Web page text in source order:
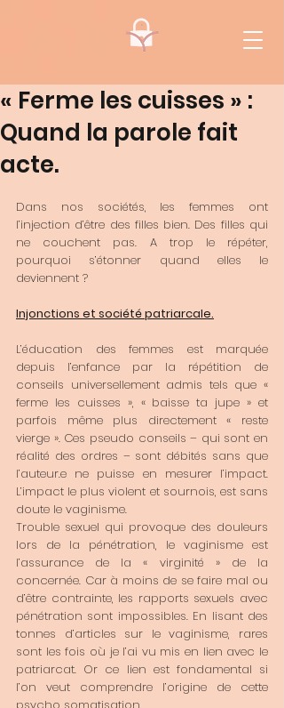
« Ferme les cuisses » :
Quand la parole fait
acte.
Dans nos sociétés, les femmes ont
l’injection d’être des filles bien. Des filles qui
ne couchent pas. A trop le répéter,
pourquoi s’étonner quand elles le
deviennent ?
Injonctions et société patriarcale.
L’éducation des femmes est marquée
depuis l’enfance par la répétition de
conseils universellement admis tels que «
ferme les cuisses », « baisse ta jupe » et
parfois même plus directement « reste
vierge ». Ces pseudo conseils – qui sont en
réalité des ordres – sont débités sans que
l’auteur.e ne puisse en mesurer l’impact.
L’impact le plus violent et sournois, est sans
doute le vaginisme.
Trouble sexuel qui provoque des douleurs
lors de la pénétration, le vaginisme est
l’assurance de la « virginité » de la
concernée. Car à moins de se faire mal ou
d’être contrainte, les rapports sexuels avec
pénétration sont impossibles. En lisant des
tonnes d’articles sur le vaginisme, rares
sont les fois où je l’ai vu mis en lien avec le
patriarcat. Or ce lien est fondamental si
l’on veut comprendre l’origine de cette